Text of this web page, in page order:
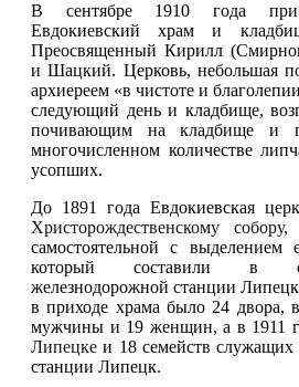
В сентябре 1910 года при
Евдокиевский храм и
Преосвященный Кирилл
и Шацкий. Церковь, небольшая
архиереем «в чистоте и
следующий день и кладбище,
почивающим на кладбище и
многочисленном количестве
усопших.
До 1891 года Евдокиевская
Христорождественскому собору,
самостоятельной с выделением
который составили в
железнодорожной станции
в приходе храма было 24 двора,
мужчины и 19 женщин, а в 1911
Липецке и 18 семейств служащих
станции Липецк.